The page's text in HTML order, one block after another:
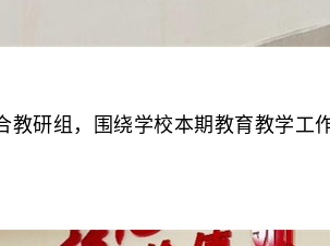
组，围绕学校本期教育教学工